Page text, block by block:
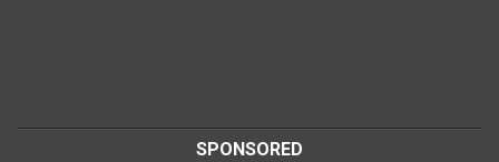
SPONSORED